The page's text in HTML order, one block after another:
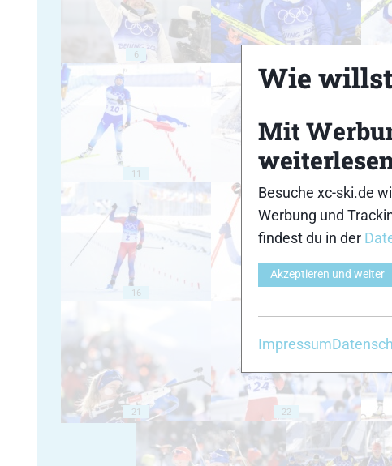
6
11 12
16
21 22
Wie
Mit
Besuche xc-ski.de
Werbung und
findest du in der
Akzeptieren und weiter
Impressum